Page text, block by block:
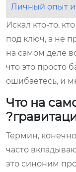
Личный опыт и
Искал кто-то,
под ключ, а не
на самом деле
что это просто
ошибаетесь, и
Что на
Термин,
часто
это синоним